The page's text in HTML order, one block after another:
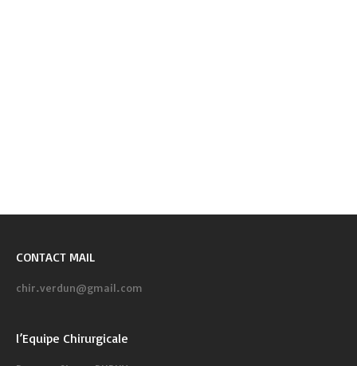
CONTACT MAIL
chir.verdun@gmail.com
l’Equipe Chirurgicale